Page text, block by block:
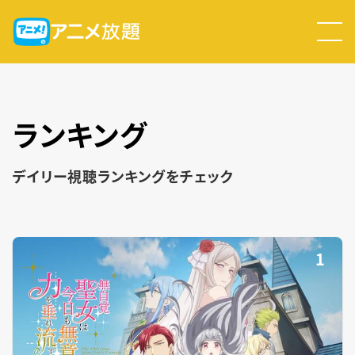
ランキング
デイリー視聴ランキングをチェック
1